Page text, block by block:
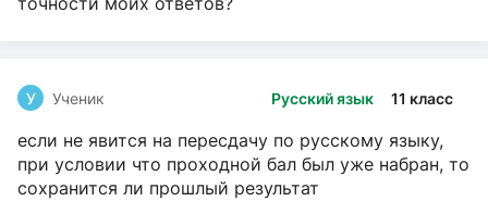
Русский язык 11 класс
У Ученик
если не явится на пересдачу по русскому языку,
при условии что проходной бал был уже набран, то
сохранится ли прошлый результат